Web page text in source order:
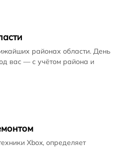
районах области. День
вас — с учётом района и
Xbox, определяет